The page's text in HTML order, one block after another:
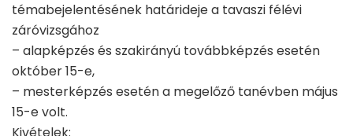
témabejelentésének határideje a tavaszi félévi
záróvizsgához
– alapképzés és szakirányú továbbképzés esetén
október 15-e,
– mesterképzés esetén a megelőző tanévben május
15-e volt.